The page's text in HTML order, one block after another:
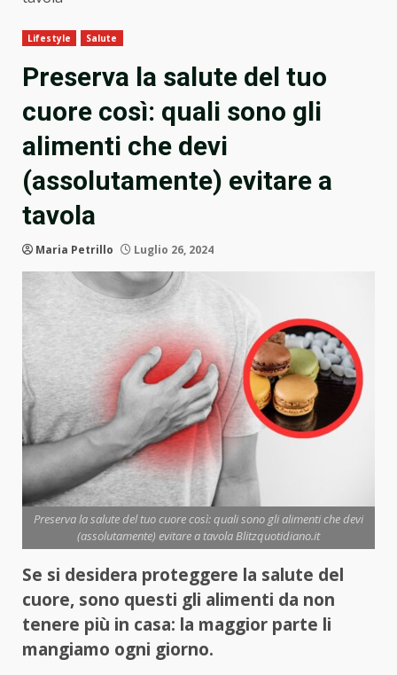
Lifestyle Salute
Preserva la salute del tuo
cuore così: quali sono gli
alimenti che devi
(assolutamente) evitare a
tavola
Maria Petrillo Luglio 26, 2024
Preserva la salute del tuo cuore così: quali sono gli alimenti che devi
(assolutamente) evitare a tavola Blitzquotidiano.it
Se si desidera proteggere la salute del
cuore, sono questi gli alimenti da non
tenere più in casa: la maggior parte li
mangiamo ogni giorno.